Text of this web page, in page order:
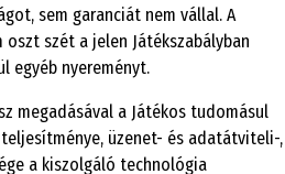
sem garanciát nem vállal. A
szét a jelen Játékszabályban
egyéb nyereményt.
megadásával a Játékos tudomásul
üzenet- és adatátviteli-,
a kiszolgáló technológia